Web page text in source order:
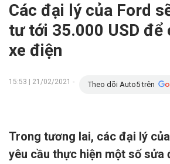
Các đại lý của Ford
tư tới 35.000 USD để
xe điện
15:53 | 21/02/2021 - Theo dõi Auto5 trên
Trong tương lai, các đại lý
yêu cầu thực hiện một số sửa